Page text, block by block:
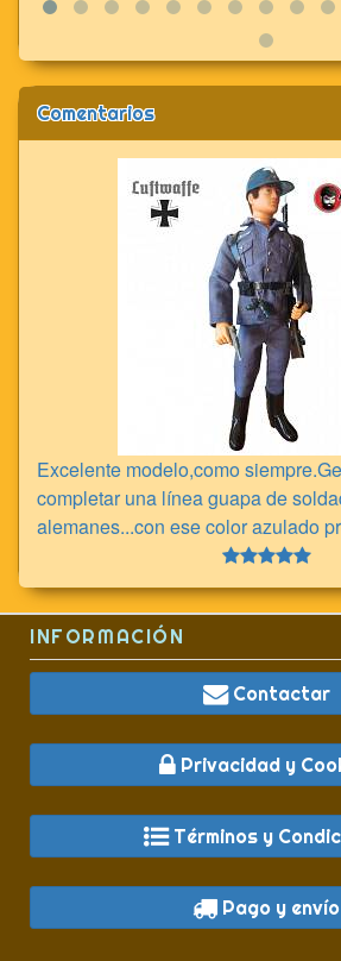
Comentarios
Excelente modelo,como
completar una línea guapa de
alemanes...con ese color azulado
INFORMACIÓN
Contactar
Privacidad y
Términos y
Pago y envío